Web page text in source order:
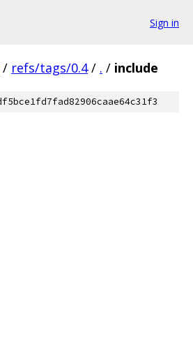
Sign in
/ refs/tags/0.4 / . / include